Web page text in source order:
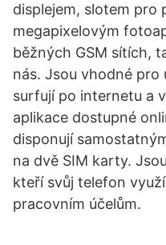
displejem, slotem pro
megapixelovým
běžných GSM sítích,
nás. Jsou vhodné
surfují po internetu a
aplikace dostupné
disponují
na dvě SIM karty.
kteří svůj telefon
pracovním účelům.